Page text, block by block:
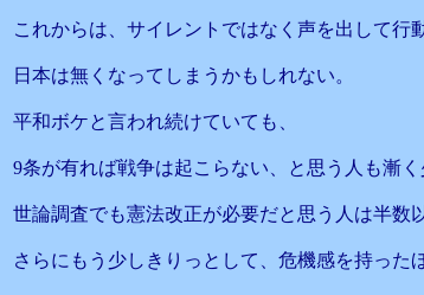
これからは、サイレントではなく声を出して行
日本は無くなってしまうかもしれない。
平和ボケと言われ続けていても、
9条が有れば戦争は起こらない、と思う人も漸く
世論調査でも憲法改正が必要だと思う人は半数
さらにもう少しきりっとして、危機感を持った